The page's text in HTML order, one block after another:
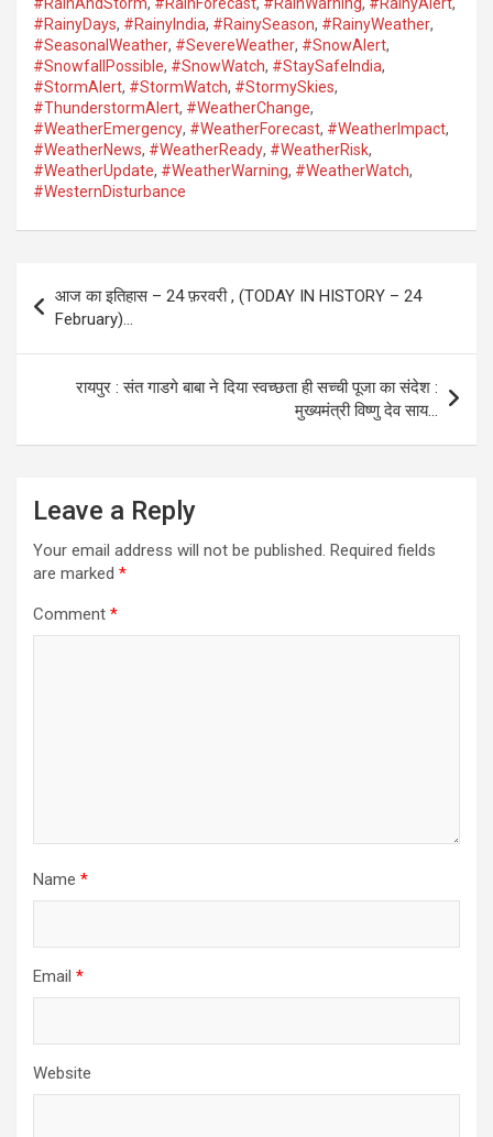
#RainyDays, #RainyIndia, #RainySeason, #RainyWeather,
#SeasonalWeather, #SevereWeather, #SnowAlert,
#SnowfallPossible, #SnowWatch, #StaySafeIndia,
#StormAlert, #StormWatch, #StormySkies,
#ThunderstormAlert, #WeatherChange,
#WeatherEmergency, #WeatherForecast, #WeatherImpact,
#WeatherNews, #WeatherReady, #WeatherRisk,
#WeatherUpdate, #WeatherWarning, #WeatherWatch,
#WesternDisturbance
navigation
आज का इतिहास – 24 फ़रवरी , (TODAY IN HISTORY – 24
February)…
रायपुर : संत गाडगे बाबा ने दिया स्वच्छता ही सच्ची पूजा का संदेश :
मुख्यमंत्री विष्णु देव साय…
Leave a Reply
Your email address will not be published. Required fields
are marked *
Comment *
Name *
Email *
Website